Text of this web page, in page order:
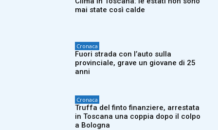
mai state così calde
Cronaca
Fuori strada con l’auto sulla
provinciale, grave un giovane di 25
anni
Cronaca
Truffa del finto finanziere, arrestata
in Toscana una coppia dopo il colpo
a Bologna